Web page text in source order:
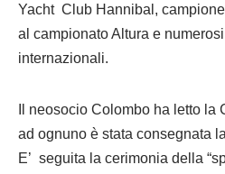
Yacht Club Hannibal,
al campionato Altura e
internazionali.
Il neosocio Colombo ha letto la
ad ognuno è stata consegnata
E’ seguita la cerimonia della